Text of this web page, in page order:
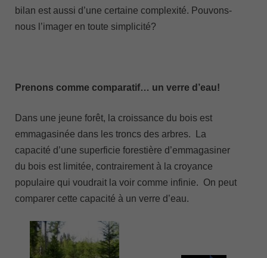
bilan est aussi d’une certaine complexité. Pouvons-
nous l’imager en toute simplicité?
Prenons comme comparatif… un verre d’eau!
Dans une jeune forêt, la croissance du bois est
emmagasinée dans les troncs des arbres. La
capacité d’une superficie forestière d’emmagasiner
du bois est limitée, contrairement à la croyance
populaire qui voudrait la voir comme infinie. On peut
comparer cette capacité à un verre d’eau.